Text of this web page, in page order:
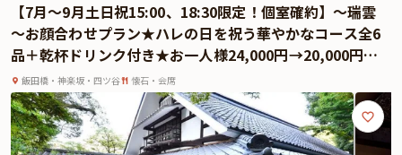
さらには乾杯用のドリンクをお一人様一杯ずつご提供いたしますので、お食事
とともにお楽しみください。
贅を尽くした和食会席と一流ホテルならではの丁寧な接客で大切なお顔合わせ
が特別なひとときとなるようおもてなしいたします。
【7月～9月土日祝15:00、18:30限定！個室確約】～瑞雲
～お顔合わせプラン★ハレの日を祝う華やかなコース全6
品＋乾杯ドリンク付き★お一人様24,000円→20,000円の
特別価格でご提供！★
飯田橋・神楽坂・四ツ谷 懐石・会席